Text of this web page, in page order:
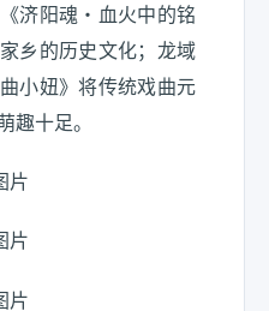
济阳魂・血火中的铭
乡的历史文化；龙域
小妞》将传统戏曲元
趣十足。